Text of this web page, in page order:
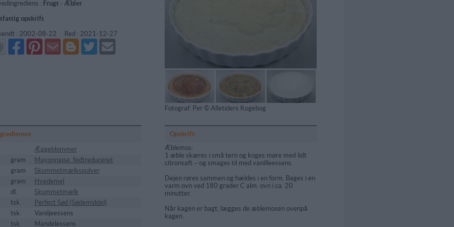
: Frugt- Æbler
opskrift
: 2002-08-22 Red : 2021-12-27
Del
på
Facebook
Del
på
Pinterest
Send
via
GMail
Del
på
Blogger
Del
på
Twitter
Send
mail
Fotograf: Per © Alletiders Kogebog
Æggeblommer
gram
Mayonnaise. fedtreduceret
gram
Skummetmælkspulver
gram
Hvedemel
dl.
Skummetmælk
tsk.
Perfect Sød (Sødemiddel)
tsk.
Vaniljeessens
tsk. Mandelessens
Opskrift:
Æblemos:
1 æble skæres i små tern og koges møre med lidt
citronsaft – og smages til med vanilleessens.
Dejen røres sammen og hældes i en form. Bages i en
varm ovn ved 180 grader C alm. ovn i ca. 20
minutter.
Når kagen er bagt, lægges de æblemosen ovenpå
kagen.